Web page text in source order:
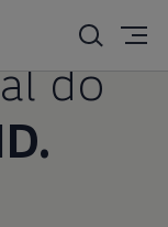
do